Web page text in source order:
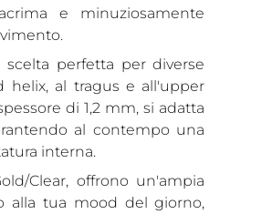
e minuziosamente
perfetta per diverse
helix, al tragus e all'upper
di 1,2 mm, si adatta
al contempo una
interna.
Clear, offrono un'ampia
alla tua mood del giorno,